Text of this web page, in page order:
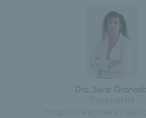
Dra. Sanz
Psiquiatría
Hospital Recoletas